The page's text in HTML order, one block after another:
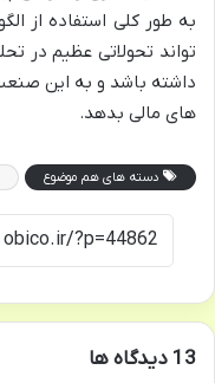
به طور کلی استفاده از
تواند تحولاتی عظیم در
داشته باشد و به این
های مالی بدهد.
دسته های هم موضوع
‫13 دیدگاه ها